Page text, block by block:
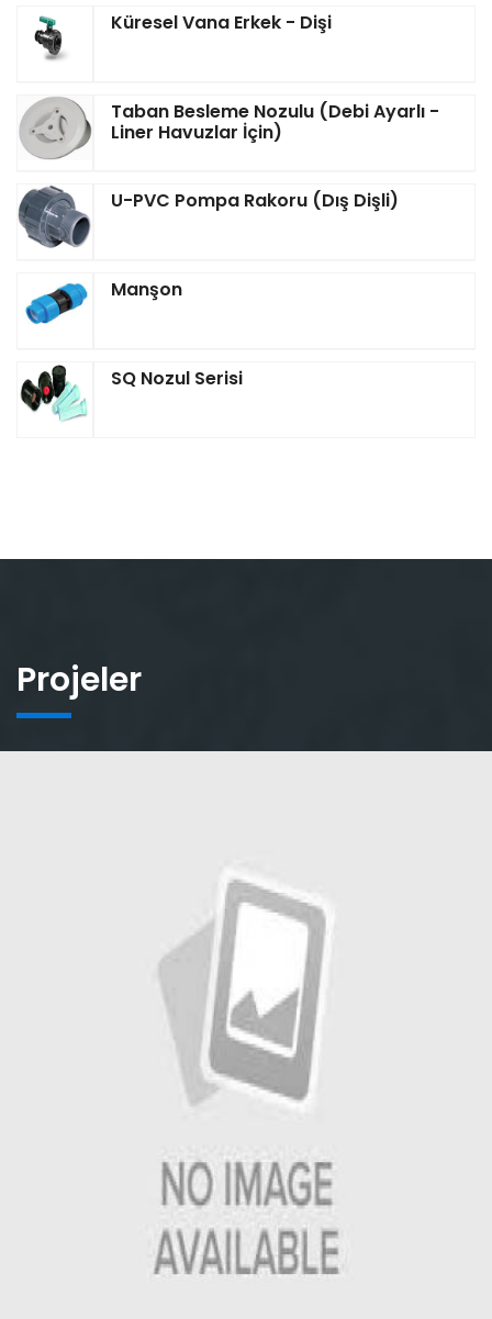
Küresel Vana Erkek - Dişi
Taban Besleme Nozulu (Debi Ayarlı -
Liner Havuzlar İçin)
U-PVC Pompa Rakoru (Dış Dişli)
Manşon
SQ Nozul Serisi
Projeler